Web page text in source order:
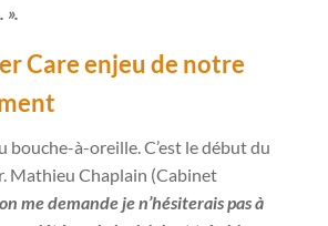
Care enjeu de notre
bouche-à-oreille. C’est le début du
Mathieu Chaplain (Cabinet
me demande je n’hésiterais pas à